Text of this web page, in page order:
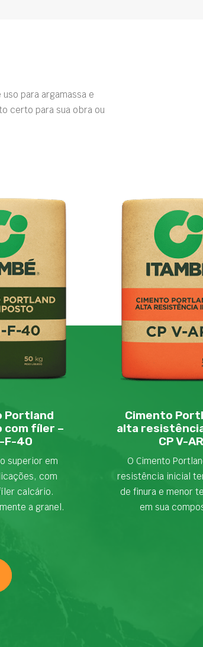
para argamassa e
certo para sua obra ou
Portland
com fíler –
F-40
superior em
com
calcário.
a granel.
Cimento
alta
CP V-
O Cimento
resistência inicial
de finura e menor
em sua